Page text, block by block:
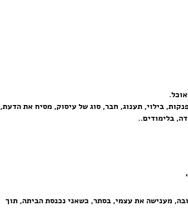
בילוי, תענוג, חבר, סוג של עיסוק, מסיח את הדעת,
בלימודים..
מענישה את עצמי, בסתר, כשאני נכנסת הביתה, תוך